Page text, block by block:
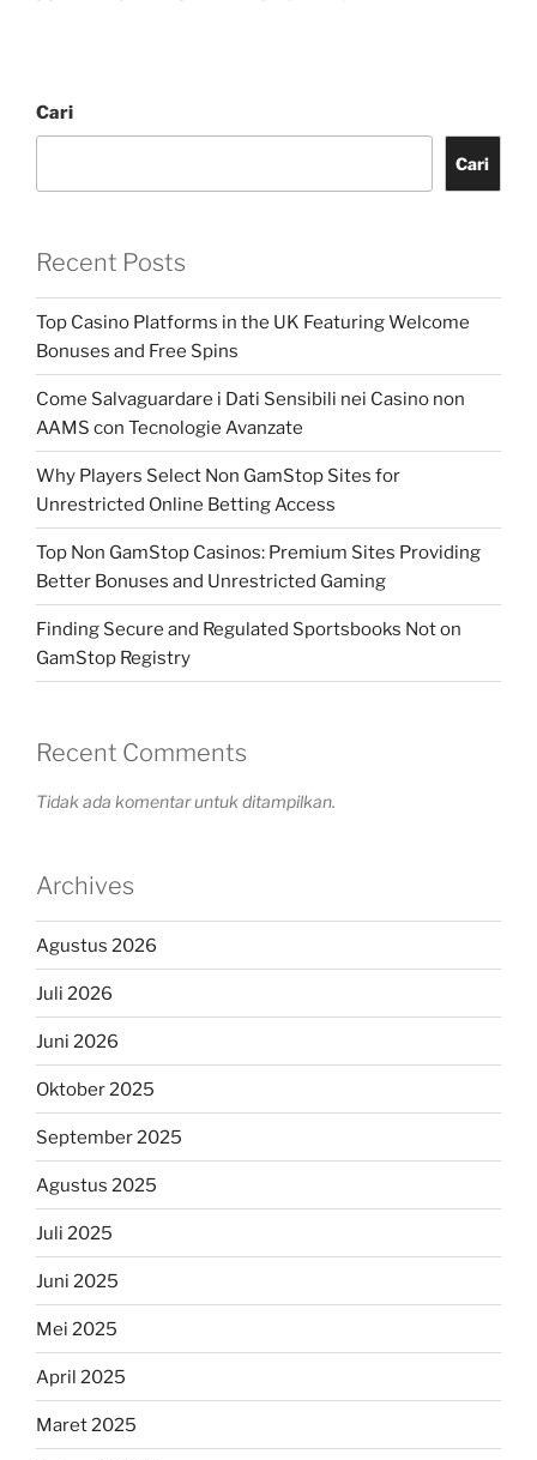
Cari
Cari
Recent Posts
Top Casino Platforms in the UK Featuring Welcome
Bonuses and Free Spins
Come Salvaguardare i Dati Sensibili nei Casino non
AAMS con Tecnologie Avanzate
Why Players Select Non GamStop Sites for
Unrestricted Online Betting Access
Top Non GamStop Casinos: Premium Sites Providing
Better Bonuses and Unrestricted Gaming
Finding Secure and Regulated Sportsbooks Not on
GamStop Registry
Recent Comments
Tidak ada komentar untuk ditampilkan.
Archives
Agustus 2026
Juli 2026
Juni 2026
Oktober 2025
September 2025
Agustus 2025
Juli 2025
Juni 2025
Mei 2025
April 2025
Maret 2025